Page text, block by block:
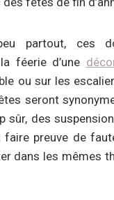
partout, ces
féerie d’une
ou sur les
seront
sûr, des
faire preuve de
dans les mêmes